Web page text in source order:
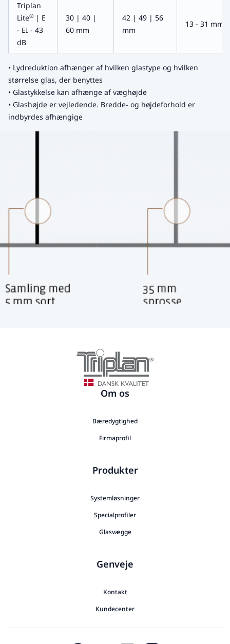
Triplan
Lite® | E
- EI - 43
dB
30 | 40 |
60 mm
42 | 49 | 56
mm
13 - 31 mm
• Lydreduktion afhænger af hvilken glastype og hvilken
størrelse glas, der benyttes
• Glastykkelse kan afhænge af væghøjde
• Glashøjde er vejledende. Bredde- og højdeforhold er
indbyrdes afhængige
Om os
Bæredygtighed
Firmaprofil
Produkter
Systemløsninger
Specialprofiler
Glasvægge
Genveje
Kontakt
Kundecenter